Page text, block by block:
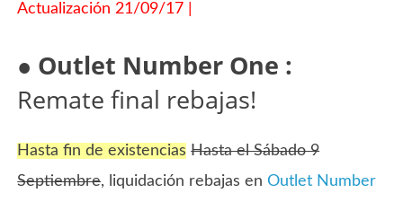
Actualización 21/09/17 |
● Outlet Number One :
Remate final rebajas!
Hasta fin de existencias Hasta el Sábado 9
Septiembre, liquidación rebajas enOutlet Number